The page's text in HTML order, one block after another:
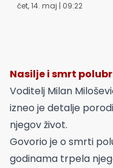
čet, 14. maj | 09:22
Nasilje i smrt
Voditelj Milan
izneo je detalje
njegov život.
Govorio je o smrti
godinama trpela